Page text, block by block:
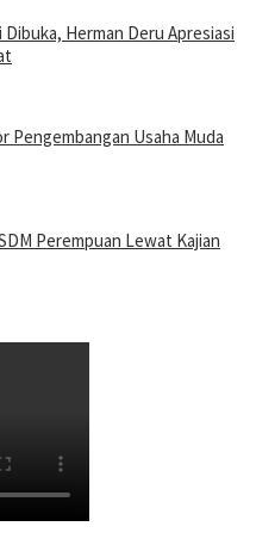
Dibuka, Herman Deru Apresiasi
Pengembangan Usaha Muda
Perempuan Lewat Kajian